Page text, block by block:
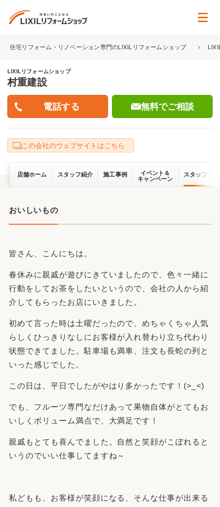
住宅リフォーム・リノベーション専門のLIXILリフォームショップ
LIXILリフォームショップ
村重建設
無料でご相談
この会社のウェブサイトはこちら
店舗ホーム スタッフ紹介 施工事例
イベント＆
キャンペーン
スタッフブ
おいしいもの
皆さん、こんにちは。
春休みに親戚が遊びにきていましたので、色々一緒に
行動をしてお茶をしたいというので、会社の人から紹
介してもらったお店にいきました。
初めて言った時は土曜だったので、めちゃくちゃ人気
らしくひっきりなしにお客様が入れ替わり立ち代わり
状態できてました。駐車場も満車、注文も長蛇の列と
いった感じでした。
この日は、平日でしたがやはり多かったです！(>_<)
でも、フルーツ専門なだけあって果物自体がとてもお
いしくボリューム満点で、大満足です！
親戚もとても喜んでました。自然と笑顔がこぼれると
いうのでいい仕事してますね～
私どもも、お客様が笑顔になる、そんな仕事が出来る